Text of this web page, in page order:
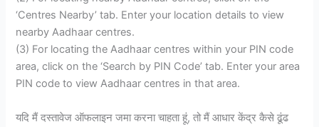
‘Centres Nearby’ tab. Enter your location details to view
nearby Aadhaar centres.
(3) For locating the Aadhaar centres within your PIN code
area, click on the ‘Search by PIN Code’ tab. Enter your area
PIN code to view Aadhaar centres in that area.
यदि मैं दस्तावेज ऑफलाइन जमा करना चाहता हूं, तो मैं आधार केंद्र कैसे ढूंढ